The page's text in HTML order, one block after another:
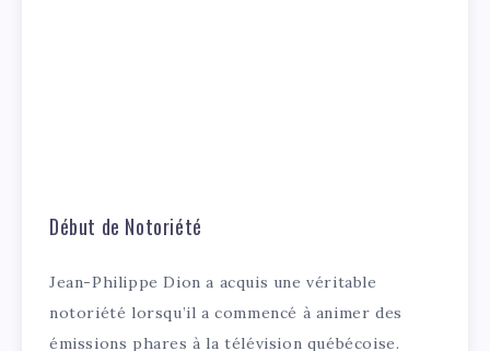
Début de Notoriété
Jean-Philippe Dion a acquis une véritable
notoriété lorsqu’il a commencé à animer des
émissions phares à la télévision québécoise.